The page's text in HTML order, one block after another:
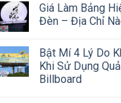
Giá Làm Bảng
Đèn – Địa Chỉ
Bật Mí 4 Lý Do
Khi Sử Dụng
Billboard